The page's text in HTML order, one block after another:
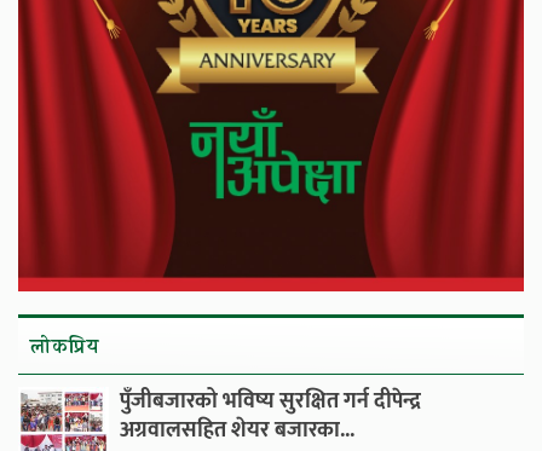
लाेकप्रिय
पुँजीबजारको भविष्य सुरक्षित गर्न दीपेन्द्र
अग्रवालसहित शेयर बजारका...